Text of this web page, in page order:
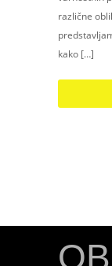
različne
kako […]